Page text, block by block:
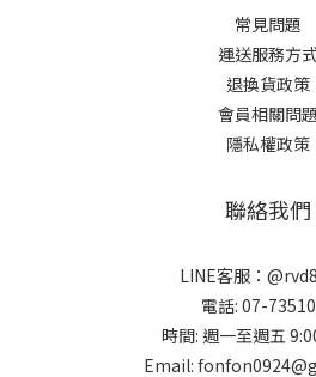
常見問題
運送服務方
退換貨政策
會員相關問題
隱私權政策
聯絡我們
LINE客服：
電話: 07-
時間: 週一至週五
Email: